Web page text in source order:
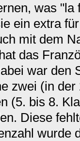
was "la
ein extra
mit dem
das
war den
zwei (in
(5. bis 8.
Diese
wurde